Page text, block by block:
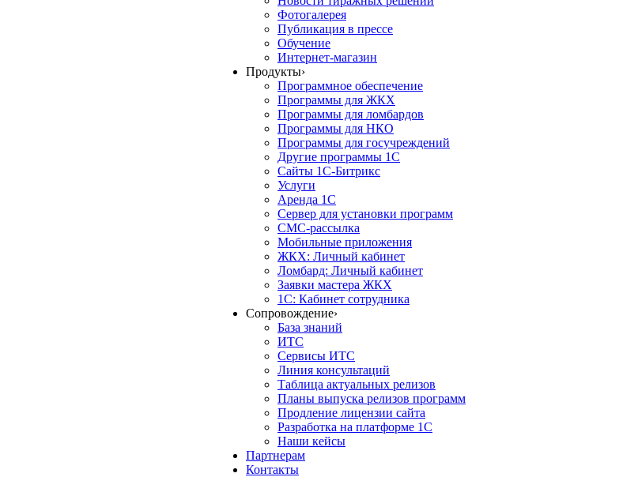
Фотогалерея
Публикация в прессе
Обучение
Интернет-магазин
Продукты›
Программное обеспечение
Программы для ЖКХ
Программы для ломбардов
Программы для НКО
Программы для госучреждений
Другие программы 1С
Сайты 1С-Битрикс
Услуги
Аренда 1С
Сервер для установки программ
СМС-рассылка
Мобильные приложения
ЖКХ: Личный кабинет
Ломбард: Личный кабинет
Заявки мастера ЖКХ
1С: Кабинет сотрудника
Сопровождение›
База знаний
ИТС
Сервисы ИТС
Линия консультаций
Таблица актуальных релизов
Планы выпуска релизов программ
Продление лицензии сайта
Разработка на платформе 1С
Наши кейсы
Партнерам
Контакты